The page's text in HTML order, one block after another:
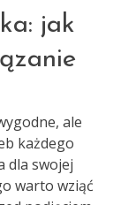
jak
ale
każdego
dla swojej
warto wziąć